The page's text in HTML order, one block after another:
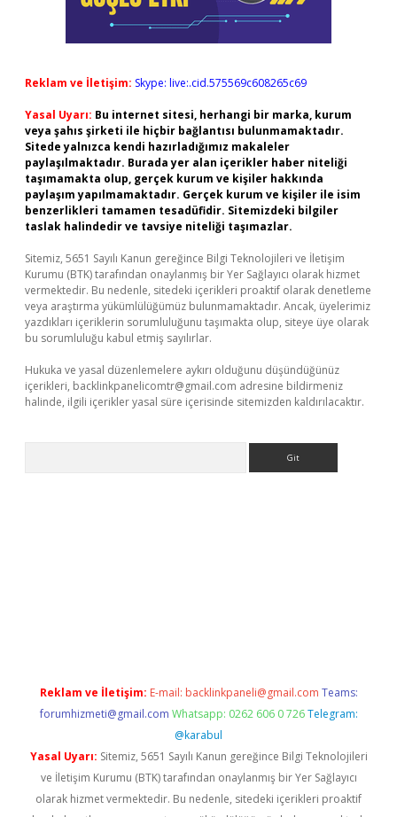
Reklam ve İletişim: Skype: live:.cid.575569c608265c69
Yasal Uyarı: Bu internet sitesi, herhangi bir marka, kurum
veya şahıs şirketi ile hiçbir bağlantısı bulunmamaktadır.
Sitede yalnızca kendi hazırladığımız makaleler
paylaşılmaktadır. Burada yer alan içerikler haber niteliği
taşımamakta olup, gerçek kurum ve kişiler hakkında
paylaşım yapılmamaktadır. Gerçek kurum ve kişiler ile isim
benzerlikleri tamamen tesadüfidir. Sitemizdeki bilgiler
taslak halindedir ve tavsiye niteliği taşımazlar.
Sitemiz, 5651 Sayılı Kanun gereğince Bilgi Teknolojileri ve İletişim
Kurumu (BTK) tarafından onaylanmış bir Yer Sağlayıcı olarak hizmet
vermektedir. Bu nedenle, sitedeki içerikleri proaktif olarak denetleme
veya araştırma yükümlülüğümüz bulunmamaktadır. Ancak, üyelerimiz
yazdıkları içeriklerin sorumluluğunu taşımakta olup, siteye üye olarak
bu sorumluluğu kabul etmiş sayılırlar.
Hukuka ve yasal düzenlemelere aykırı olduğunu düşündüğünüz
içerikleri, backlinkpanelicomtr@gmail.com adresine bildirmeniz
halinde, ilgili içerikler yasal süre içerisinde sitemizden kaldırılacaktır.
Reklam ve İletişim: E-mail: backlinkpaneli@gmail.com Teams:
forumhizmeti@gmail.com Whatsapp: 0262 606 0 726 Telegram:
@karabul
Yasal Uyarı: Sitemiz, 5651 Sayılı Kanun gereğince Bilgi Teknolojileri
ve İletişim Kurumu (BTK) tarafından onaylanmış bir Yer Sağlayıcı
olarak hizmet vermektedir. Bu nedenle, sitedeki içerikleri proaktif